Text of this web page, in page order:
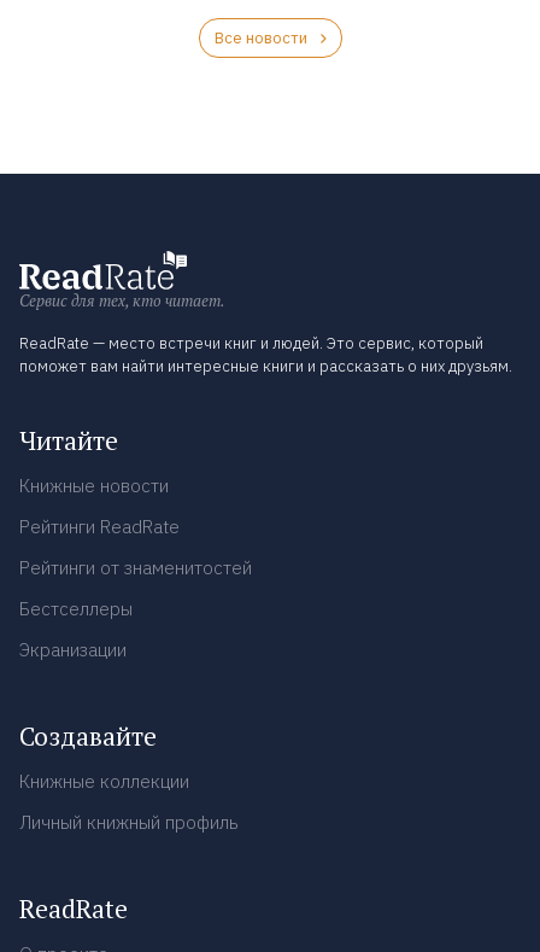
Все новости
Сервис для тех, кто читает.
ReadRate — место встречи книг и людей. Это сервис, который
поможет вам найти интересные книги и рассказать о них друзьям.
Читайте
Книжные новости
Рейтинги ReadRate
Рейтинги от знаменитостей
Бестселлеры
Экранизации
Создавайте
Книжные коллекции
Личный книжный профиль
ReadRate